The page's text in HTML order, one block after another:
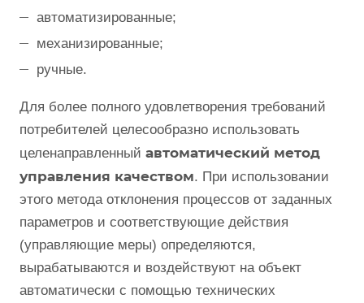
автоматизированные;
механизированные;
ручные.
Для более полного удовлетворения требований
потребителей целесообразно использовать
целенаправленный автоматический метод
управления качеством. При использовании
этого метода отклонения процессов от заданных
параметров и соответствующие действия
(управляющие меры) определяются,
вырабатываются и воздействуют на объект
автоматически с помощью технических